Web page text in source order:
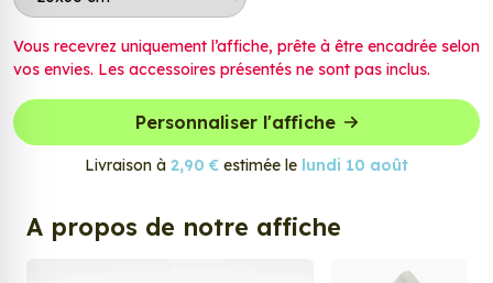
Vous recevrez uniquement l’affiche, prête à être encadrée selon
vos envies. Les accessoires présentés ne sont pas inclus.
Personnaliser l'affiche
Livraison à 2,90 € estimée le lundi 10 août
A propos de notre affiche